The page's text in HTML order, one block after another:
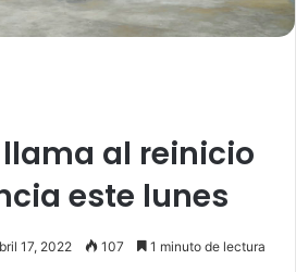
al reinicio
este lunes
17, 2022 107 1 minuto de lectura